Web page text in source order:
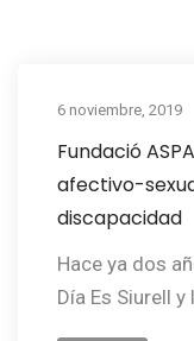
6 noviembre, 2019
Fundació
afectivo-
discapacidad
Hace ya dos
Día Es Siurell y